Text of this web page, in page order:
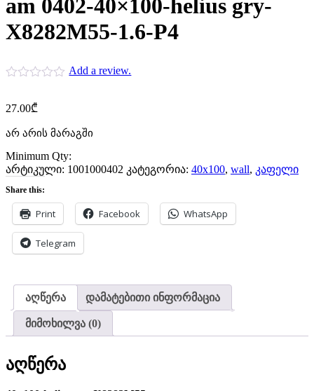
am 0402-40×100-helius gry-
X8282M55-1.6-P4
Add a review.
27.00₾
არ არის მარაგში
Minimum Qty:
არტიკული: 1001000402 კატეგორია: 40x100, wall, კაფელი
Share this:
Print Facebook WhatsApp
Telegram
აღწერა დამატებითი ინფორმაცია
მიმოხილვა (0)
აღწერა